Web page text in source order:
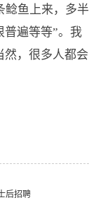
鲶鱼上来，多半
普遍等等”。我
然，很多人都会
后招聘